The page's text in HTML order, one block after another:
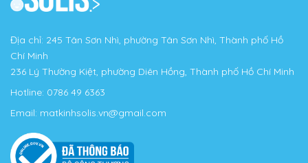
Địa chỉ: 245 Tân Sơn Nhì, phường Tân Sơn Nhì, Thành phố Hồ
Chí Minh
236 Lý Thường Kiệt, phường Diên Hồng, Thành phố Hồ Chí Minh
Hotline: 0786 49 6363
Email: matkinhsolis.vn@gmail.com